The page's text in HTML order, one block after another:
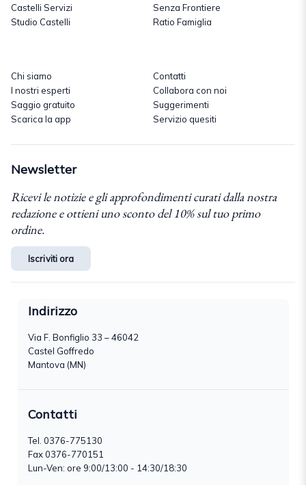
Castelli Servizi
Studio Castelli
Senza Frontiere
Ratio Famiglia
Chi siamo
I nostri esperti
Saggio gratuito
Scarica la app
Contatti
Collabora con noi
Suggerimenti
Servizio quesiti
Newsletter
Ricevi le notizie e gli approfondimenti curati dalla nostra
redazione e ottieni uno sconto del 10% sul tuo primo
ordine.
Iscriviti ora
Indirizzo
Via F. Bonfiglio 33 – 46042
Castel Goffredo
Mantova (MN)
Contatti
Tel. 0376-775130
Fax 0376-770151
Lun-Ven: ore 9:00/13:00 - 14:30/18:30